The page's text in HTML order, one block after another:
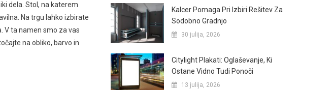
dela. Stol, na katerem
Na trgu lahko izbirate
V ta namen smo za vas
na obliko, barvo in
Kalcer Pomaga Pri Izbiri Rešitev Za
Sodobno Gradnjo
30 julija, 2026
Citylight Plakati: Oglaševanje, Ki
Ostane Vidno Tudi Ponoči
13 julija, 2026